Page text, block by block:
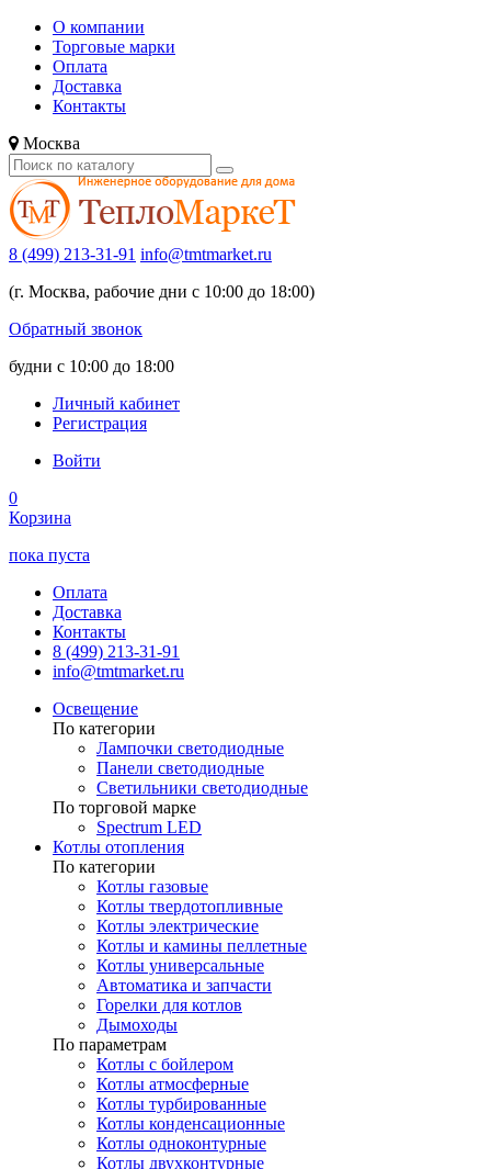
О компании
Торговые марки
Оплата
Доставка
Контакты
Москва
8 (499) 213-31-91 info@tmtmarket.ru
(г. Москва, рабочие дни с 10:00 до 18:00)
Обратный звонок
будни с 10:00 до 18:00
Личный кабинет
Регистрация
Войти
0
Корзина
пока пуста
Оплата
Доставка
Контакты
8 (499) 213-31-91
info@tmtmarket.ru
Освещение
По категории
Лампочки светодиодные
Панели светодиодные
Светильники светодиодные
По торговой марке
Spectrum LED
Котлы отопления
По категории
Котлы газовые
Котлы твердотопливные
Котлы электрические
Котлы и камины пеллетные
Котлы универсальные
Автоматика и запчасти
Горелки для котлов
Дымоходы
По параметрам
Котлы с бойлером
Котлы атмосферные
Котлы турбированные
Котлы конденсационные
Котлы одноконтурные
Котлы двухконтурные